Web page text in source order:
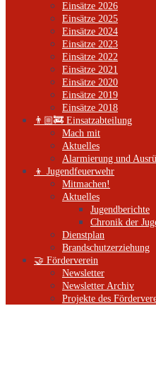
Einsätze 2026
Einsätze 2025
Einsätze 2024
Einsätze 2023
Einsätze 2022
Einsätze 2021
Einsätze 2020
Einsätze 2019
Einsätze 2018
👨🏼‍🚒 Einsatzabteilung
Mach mit
Aktuelles
Alarmierung und
👦 Jugendfeuerwehr
Mitmachen!
Aktuelles
Jugendberichte
Chronik der
Dienstplan
Brandschutzerziehung
🤝 Förderverein
Newsletter
Newsletter Archiv
Projekte des